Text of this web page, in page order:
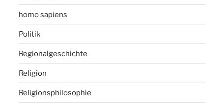
homo sapiens
Politik
Regionalgeschichte
Religion
Religionsphilosophie